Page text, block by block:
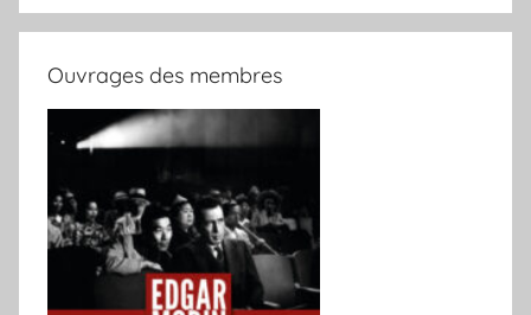
Ouvrages des membres